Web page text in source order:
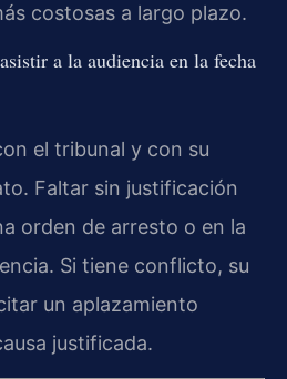
costosas a largo plazo.
a la audiencia en la fecha
el tribunal y con su
Faltar sin justificación
orden de arresto o en la
Si tiene conflicto, su
un aplazamiento
justificada.